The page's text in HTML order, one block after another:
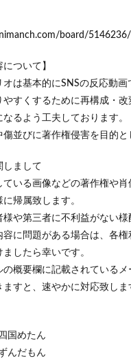
board/5146236/
について】
は基本的にSNSの反応動画
やすくするために再構成・
なるよう工夫しております。
傷並びに著作権侵害を目的と
まして
ている画像などの著作権や
帰属致します。
様や第三者に不利益がない様
容に問題がある場合は、各
したら幸いです。
の概要欄に記載されているメ
すと、速やかに対応致しま
国めたん
んだもん